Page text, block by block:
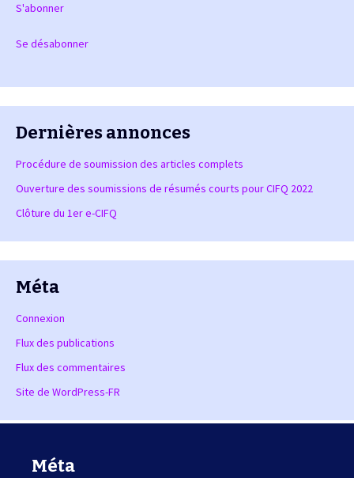
S'abonner
Se désabonner
Dernières annonces
Procédure de soumission des articles complets
Ouverture des soumissions de résumés courts pour CIFQ 2022
Clôture du 1er e-CIFQ
Méta
Connexion
Flux des publications
Flux des commentaires
Site de WordPress-FR
Méta